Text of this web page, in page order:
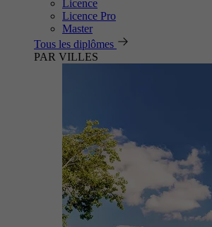
Licence
Licence Pro
Master
Tous les diplômes
PAR VILLES